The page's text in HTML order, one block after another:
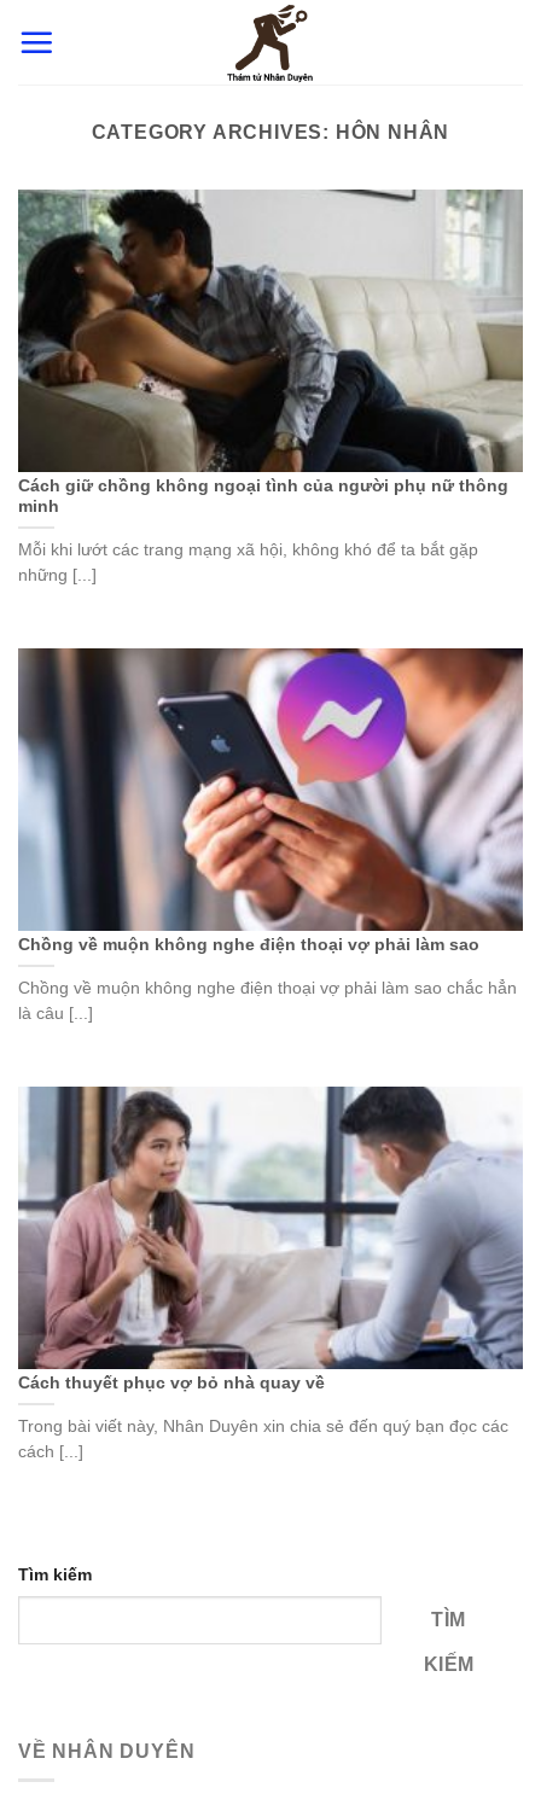
CATEGORY ARCHIVES: HÔN NHÂN
Cách giữ chồng không ngoại tình của người phụ nữ thông
minh
Mỗi khi lướt các trang mạng xã hội, không khó để ta bắt gặp
những [...]
Chồng về muộn không nghe điện thoại vợ phải làm sao
Chồng về muộn không nghe điện thoại vợ phải làm sao chắc hẳn
là câu [...]
Cách thuyết phục vợ bỏ nhà quay về
Trong bài viết này, Nhân Duyên xin chia sẻ đến quý bạn đọc các
cách [...]
Tìm kiếm
TÌM
KIẾM
VỀ NHÂN DUYÊN